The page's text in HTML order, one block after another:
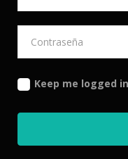
Keep me logged